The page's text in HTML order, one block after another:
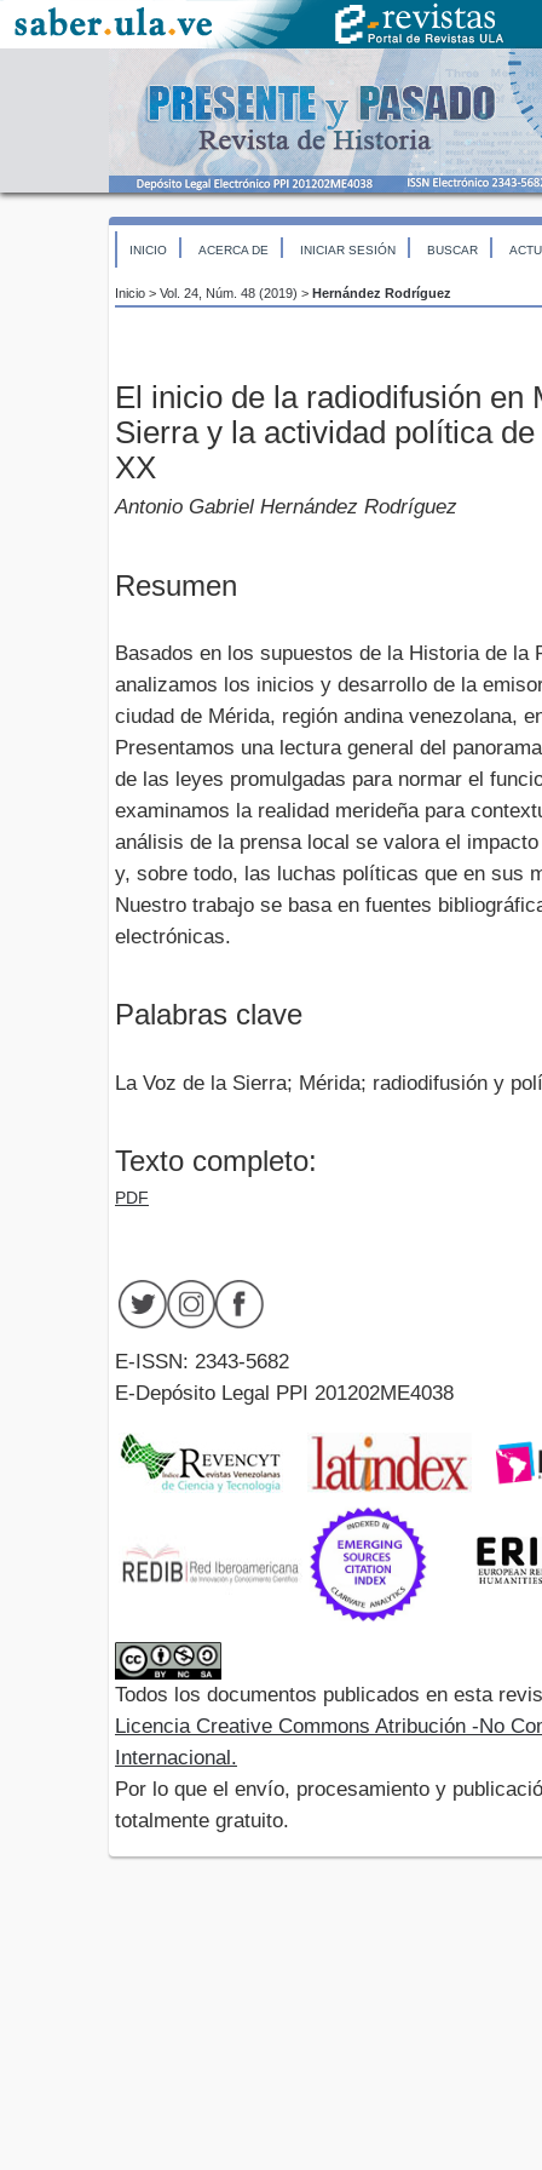
INICIO ACERCA DE INICIAR SESIÓN BUSCAR
Inicio > Vol. 24, Núm. 48 (2019) > Hernández Rodríguez
El inicio de la radiodifusión en
Sierra y la actividad política
XX
Antonio Gabriel Hernández Rodríguez
Resumen
Basados en los supuestos de la Historia de la
analizamos los inicios y desarrollo de la
ciudad de Mérida, región andina venezolana,
Presentamos una lectura general del
de las leyes promulgadas para normar el
examinamos la realidad merideña para
análisis de la prensa local se valora el
y, sobre todo, las luchas políticas que en sus
Nuestro trabajo se basa en fuentes
electrónicas.
Palabras clave
La Voz de la Sierra; Mérida; radiodifusión y
Texto completo:
PDF
E-ISSN: 2343-5682
E-Depósito Legal PPI 201202ME4038
Todos los documentos publicados en esta
Licencia Creative Commons Atribución -No
Internacional.
Por lo que el envío, procesamiento y
totalmente gratuito.